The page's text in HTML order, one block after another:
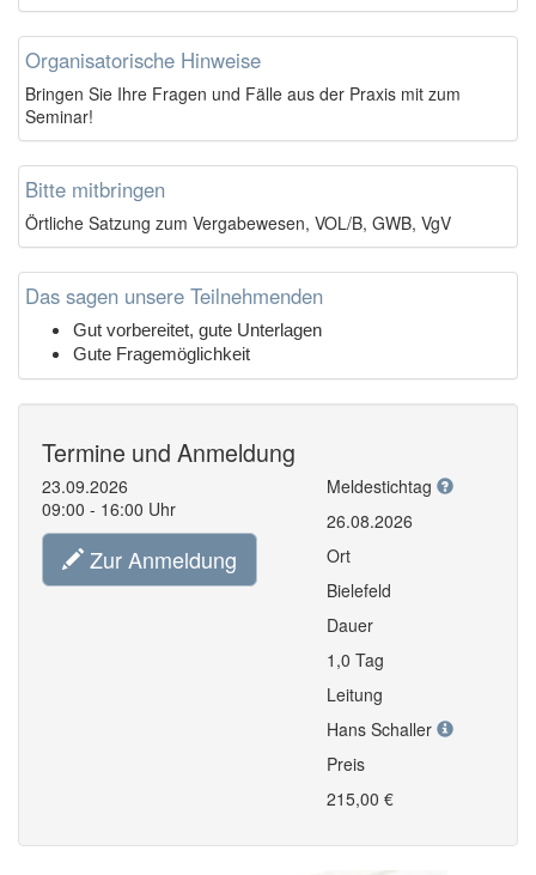
Organisatorische Hinweise
Bringen Sie Ihre Fragen und Fälle aus der Praxis mit zum
Seminar!
Bitte mitbringen
Örtliche Satzung zum Vergabewesen, VOL/B, GWB, VgV
Das sagen unsere Teilnehmenden
Gut vorbereitet, gute Unterlagen
Gute Fragemöglichkeit
Termine und Anmeldung
23.09.2026
09:00 - 16:00 Uhr
Zur Anmeldung
Meldestichtag
26.08.2026
Ort
Bielefeld
Dauer
1,0 Tag
Leitung
Hans Schaller
Preis
215,00 €